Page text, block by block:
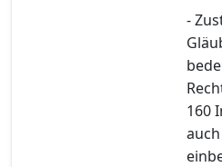
-
160